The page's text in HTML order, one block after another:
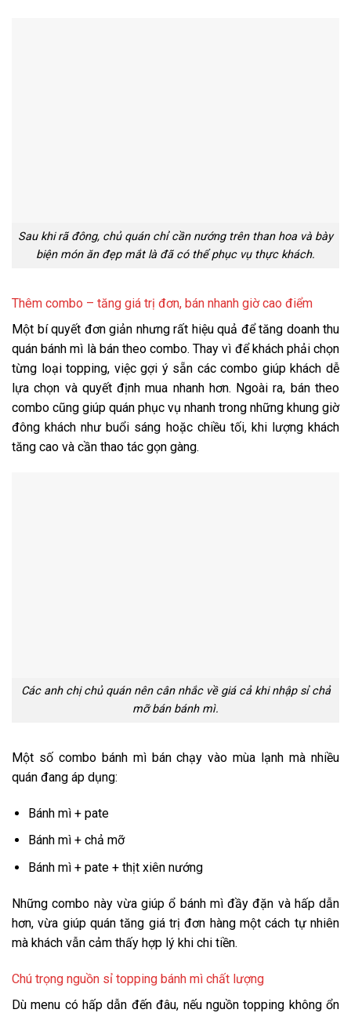
Sau khi rã đông, chủ quán chỉ cần nướng trên than hoa và bày
biện món ăn đẹp mắt là đã có thể phục vụ thực khách.
Thêm combo – tăng giá trị đơn, bán nhanh giờ cao điểm
Một bí quyết đơn giản nhưng rất hiệu quả để tăng doanh thu
quán bánh mì là bán theo combo. Thay vì để khách phải chọn
từng loại topping, việc gợi ý sẵn các combo giúp khách dễ
lựa chọn và quyết định mua nhanh hơn. Ngoài ra, bán theo
combo cũng giúp quán phục vụ nhanh trong những khung giờ
đông khách như buổi sáng hoặc chiều tối, khi lượng khách
tăng cao và cần thao tác gọn gàng.
Các anh chị chủ quán nên cân nhắc về giá cả khi nhập sỉ chả
mỡ bán bánh mì.
Một số combo bánh mì bán chạy vào mùa lạnh mà nhiều
quán đang áp dụng:
Bánh mì + pate
Bánh mì + chả mỡ
Bánh mì + pate + thịt xiên nướng
Những combo này vừa giúp ổ bánh mì đầy đặn và hấp dẫn
hơn, vừa giúp quán tăng giá trị đơn hàng một cách tự nhiên
mà khách vẫn cảm thấy hợp lý khi chi tiền.
Chú trọng nguồn sỉ topping bánh mì chất lượng
Dù menu có hấp dẫn đến đâu, nếu nguồn topping không ổn